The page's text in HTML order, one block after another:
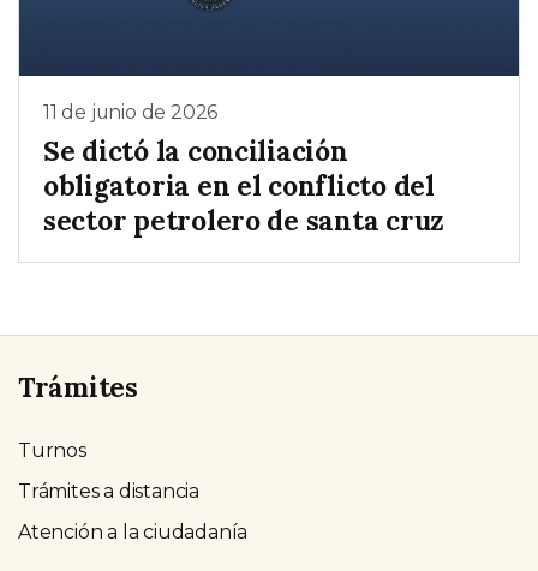
11 de junio de 2026
Se dictó la conciliación
obligatoria en el conflicto del
sector petrolero de santa cruz
Trámites
Turnos
Trámites a distancia
Atención a la ciudadanía